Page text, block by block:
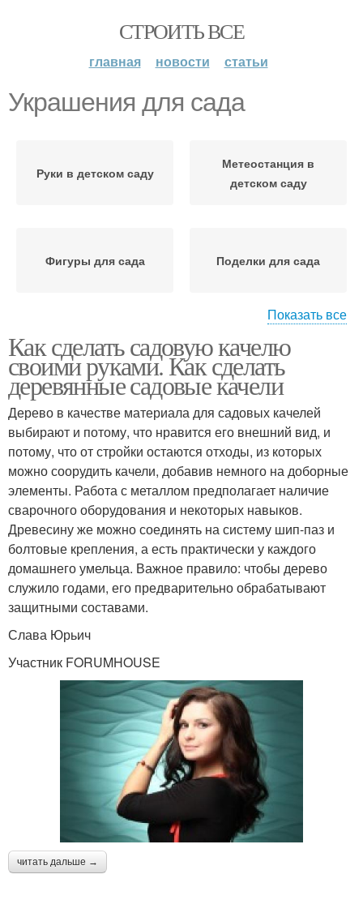
СТРОИТЬ ВСЕ
главная новости статьи
Украшения для сада
Руки в детском саду
Метеостанция в
детском саду
Фигуры для сада Поделки для сада
Гномы для сада
украшения
Пластик в украшении
Показать все
Как сделать садовую качелю
своими руками. Как сделать
деревянные садовые качели
Дерево в качестве материала для садовых качелей
выбирают и потому, что нравится его внешний вид, и
потому, что от стройки остаются отходы, из которых
можно соорудить качели, добавив немного на доборные
элементы. Работа с металлом предполагает наличие
сварочного оборудования и некоторых навыков.
Древесину же можно соединять на систему шип-паз и
болтовые крепления, а есть практически у каждого
домашнего умельца. Важное правило: чтобы дерево
служило годами, его предварительно обрабатывают
защитными составами.
Слава Юрьич
Участник FORUMHOUSE
читать дальше →